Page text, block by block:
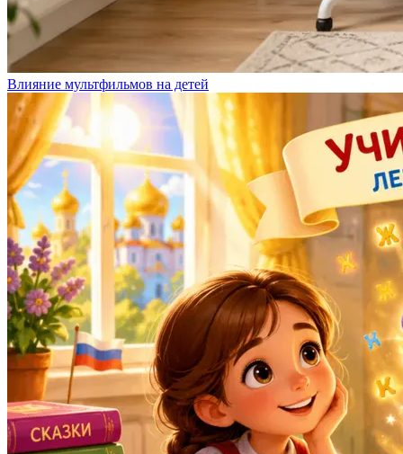
Влияние мультфильмов на детей